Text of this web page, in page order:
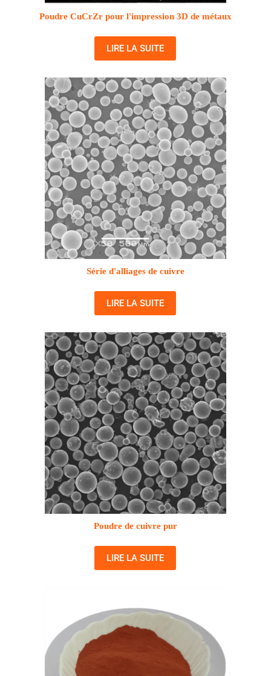
Poudre CuCrZr pour l'impression 3D de métaux
LIRE LA SUITE
Série d'alliages de cuivre
LIRE LA SUITE
Poudre de cuivre pur
LIRE LA SUITE